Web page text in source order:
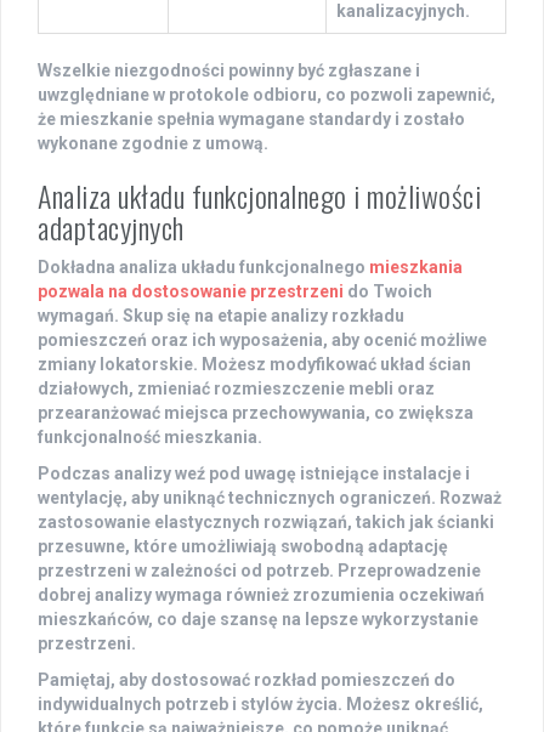
kanalizacyjnych.
Wszelkie niezgodności powinny być zgłaszane i
uwzględniane w protokole odbioru, co pozwoli zapewnić,
że mieszkanie spełnia wymagane standardy i zostało
wykonane zgodnie z umową.
Analiza układu funkcjonalnego i możliwości
adaptacyjnych
Dokładna analiza układu funkcjonalnego mieszkania
pozwala na dostosowanie przestrzeni do Twoich
wymagań. Skup się na etapie analizy rozkładu
pomieszczeń oraz ich wyposażenia, aby ocenić możliwe
zmiany lokatorskie. Możesz modyfikować układ ścian
działowych, zmieniać rozmieszczenie mebli oraz
przearanżować miejsca przechowywania, co zwiększa
funkcjonalność mieszkania.
Podczas analizy weź pod uwagę istniejące instalacje i
wentylację, aby uniknąć technicznych ograniczeń. Rozważ
zastosowanie elastycznych rozwiązań, takich jak ścianki
przesuwne, które umożliwiają swobodną adaptację
przestrzeni w zależności od potrzeb. Przeprowadzenie
dobrej analizy wymaga również zrozumienia oczekiwań
mieszkańców, co daje szansę na lepsze wykorzystanie
przestrzeni.
Pamiętaj, aby dostosować rozkład pomieszczeń do
indywidualnych potrzeb i stylów życia. Możesz określić,